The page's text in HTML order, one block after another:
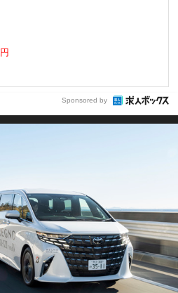
Sponsored by